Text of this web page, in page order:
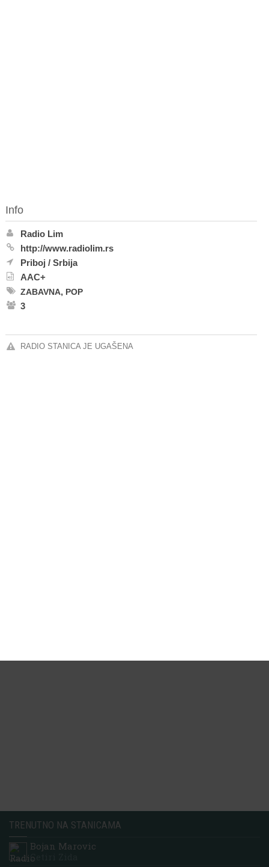
Info
Radio Lim
http://www.radiolim.rs
Priboj / Srbija
AAC+
ZABAVNA, POP
3
RADIO STANICA JE UGAŠENA
TRENUTNO NA STANICAMA
Bojan Marovic
Cetiri Zida